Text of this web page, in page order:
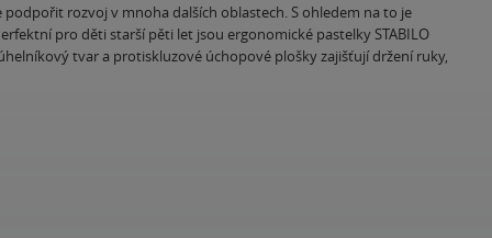
rozvoj v mnoha dalších oblastech. S ohledem na to je
pro děti starší pěti let jsou ergonomické pastelky STABILO
tvar a protiskluzové úchopové plošky zajišťují držení ruky,